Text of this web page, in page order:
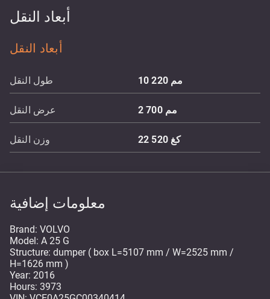
أبعاد النقل
أبعاد النقل
طول النقل 10 220 مم
عرض النقل 2 700 مم
وزن النقل 22 520 كغ
معلومات إضافية
Brand: VOLVO
Model: A 25 G
Structure: dumper ( box L=5107 mm / W=2525 mm /
H=1626 mm )
Year: 2016
Hours: 3973